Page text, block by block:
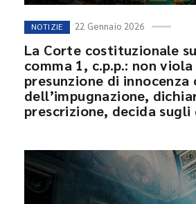
NOTIZIE 22 Gennaio 2026
La Corte costituzionale
comma 1, c.p.p.: non viola
presunzione di
dell’impugnazione,
prescrizione, decida